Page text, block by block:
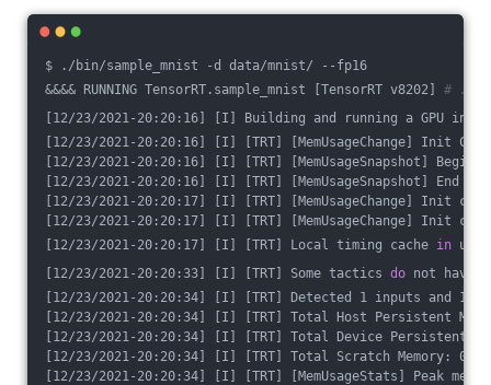
$ ./bin/sample_mnist -d data/mnist/ --fp16
&&&& RUNNING TensorRT.sample_mnist [TensorRT v8202] # ./
[12/23/2021-20:20:16] [I] Building and running a GPU
[12/23/2021-20:20:16] [I] [TRT] [MemUsageChange] Init CUDA:
[12/23/2021-20:20:16] [I] [TRT] [MemUsageSnapshot] Begin
[12/23/2021-20:20:16] [I] [TRT] [MemUsageSnapshot] End
[12/23/2021-20:20:17] [I] [TRT] [MemUsageChange] Init
[12/23/2021-20:20:17] [I] [TRT] [MemUsageChange] Init
[12/23/2021-20:20:17] [I] [TRT] Local timing cache in
[12/23/2021-20:20:33] [I] [TRT] Some tactics do not have
[12/23/2021-20:20:34] [I] [TRT] Detected 1 inputs and 1
[12/23/2021-20:20:34] [I] [TRT] Total Host Persistent
[12/23/2021-20:20:34] [I] [TRT] Total Device Persistent
[12/23/2021-20:20:34] [I] [TRT] Total Scratch Memory: 0
[12/23/2021-20:20:34] [I] [TRT] [MemUsageStats] Peak memory